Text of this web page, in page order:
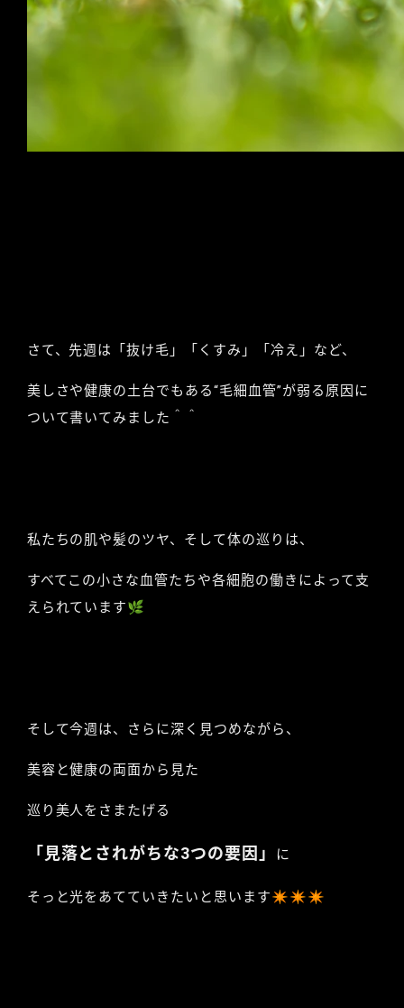
さて、先週は「抜け毛」「くすみ」「冷え」など、
美しさや健康の土台でもある“毛細血管”が弱る原因に
ついて書いてみました＾＾
私たちの肌や髪のツヤ、そして体の巡りは、
すべてこの小さな血管たちや各細胞の働きによって支
えられています🌿
そして今週は、さらに深く見つめながら、
美容と健康の両面から見た
巡り美人をさまたげる
「見落とされがちな3つの要因」 に
そっと光をあてていきたいと思います✴︎✴︎✴︎